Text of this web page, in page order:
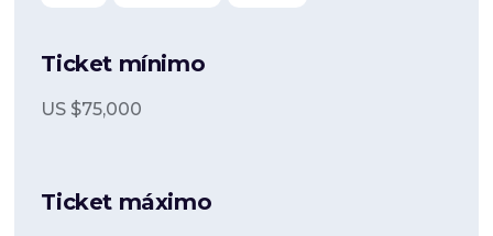
Ticket mínimo
US $75,000
Ticket máximo